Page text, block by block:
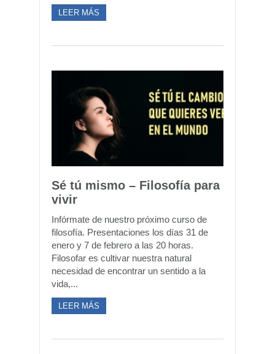
LEER MÁS
Sé tú mismo – Filosofía para
vivir
Infórmate de nuestro próximo curso de
filosofía. Presentaciones los días 31 de
enero y 7 de febrero a las 20 horas.
Filosofar es cultivar nuestra natural
necesidad de encontrar un sentido a la
vida,...
LEER MÁS